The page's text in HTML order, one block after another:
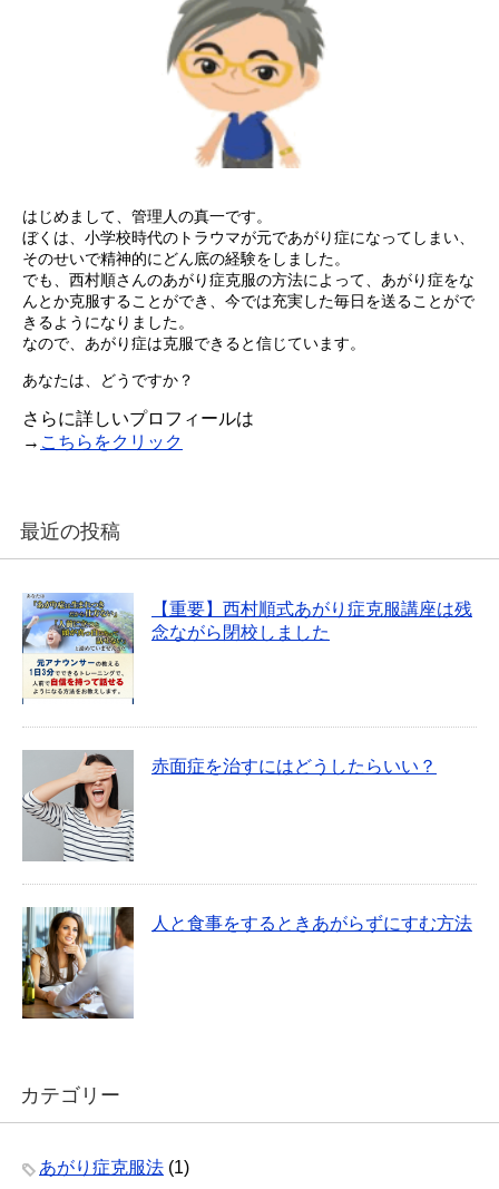
はじめまして、管理人の真一です。
ぼくは、小学校時代のトラウマが元であがり症になってしまい、
そのせいで精神的にどん底の経験をしました。
でも、西村順さんのあがり症克服の方法によって、あがり症をな
んとか克服することができ、今では充実した毎日を送ることがで
きるようになりました。
なので、あがり症は克服できると信じています。
あなたは、どうですか？
さらに詳しいプロフィールは
→ こちらをクリック
最近の投稿
【重要】西村順式あがり症克服講座は残
念ながら閉校しました
赤面症を治すにはどうしたらいい？
人と食事をするときあがらずにすむ方法
カテゴリー
あがり症克服法 (1)